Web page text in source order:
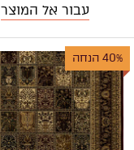
עבור אל המוצר
40% הנחה